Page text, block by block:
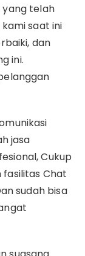
yang telah
saat ini
dan
ini.
jasa
Cukup
fasilitas Chat
sudah bisa